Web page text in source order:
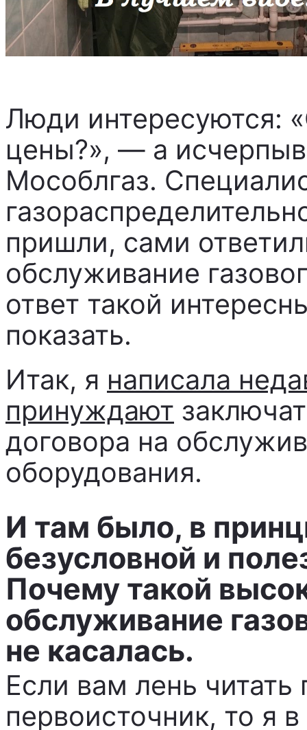
Люди интересуются:
цены?», — а
Мособлгаз.
пришли, сами
обслуживание
ответ такой
показать.
Итак, я написала
принуждают
договора на
оборудования.
И там было, в
безусловной и
Почему такой
обслуживание
не касалась.
Если вам лень
первоисточник, то я